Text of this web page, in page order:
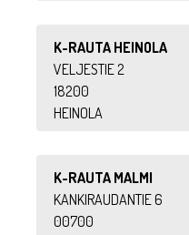
K-RAUTA HEINOLA
VELJESTIE 2
18200
HEINOLA
K-RAUTA MALMI
KANKIRAUDANTIE 6
00700